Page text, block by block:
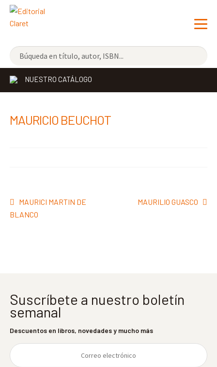
NOVEDADES
LOS MÁS VENDIDOS
NUESTRO CATÁLOGO
MAURICIO BEUCHOT
Navegación
de
Anterior:
MAURICI MARTIN DE
BLANCO
Siguiente:
MAURILIO GUASCO
Suscríbete a nuestro boletín
semanal
Descuentos en libros, novedades y mucho más